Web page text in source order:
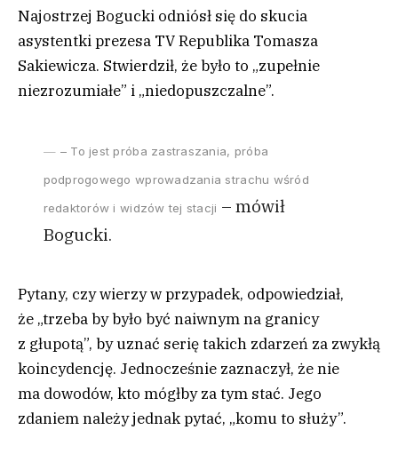
Najostrzej Bogucki odniósł się do skucia
asystentki prezesa TV Republika Tomasza
Sakiewicza. Stwierdził, że było to „zupełnie
niezrozumiałe” i „niedopuszczalne”.
– To jest próba zastraszania, próba
podprogowego wprowadzania strachu wśród
redaktorów i widzów tej stacji – mówił
Bogucki.
Pytany, czy wierzy w przypadek, odpowiedział,
że „trzeba by było być naiwnym na granicy
z głupotą”, by uznać serię takich zdarzeń za zwykłą
koincydencję. Jednocześnie zaznaczył, że nie
ma dowodów, kto mógłby za tym stać. Jego
zdaniem należy jednak pytać, „komu to służy”.